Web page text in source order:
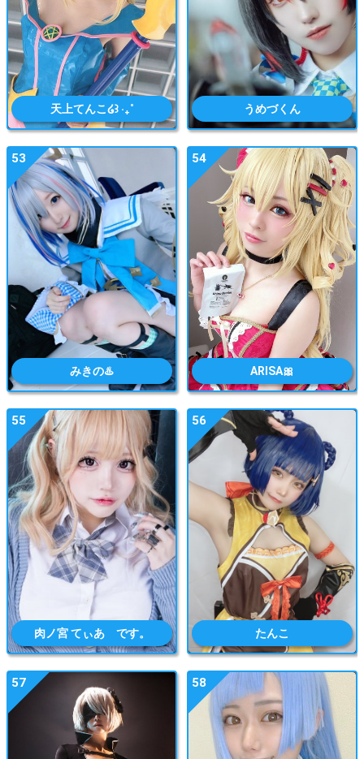
天上てんこ໒꒱ ‧₊˚ うめづくん
みきの♨️
53
ARISA🎀
54
肉ノ宮 てぃあ です。
55
たんこ
56
57 58